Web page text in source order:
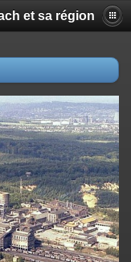
et sa région